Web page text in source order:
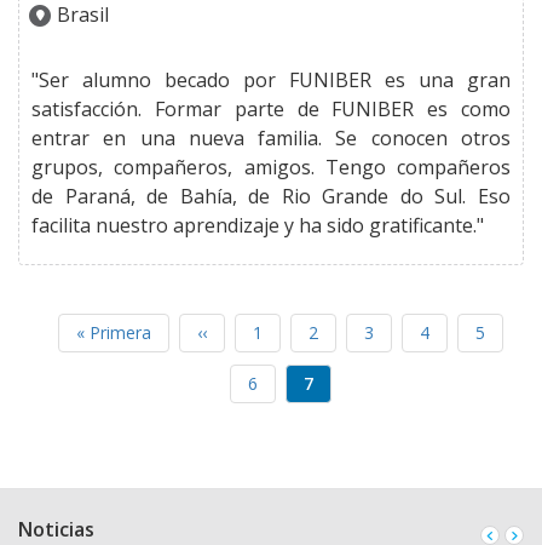
Brasil
"Ser alumno becado por FUNIBER es una gran
satisfacción. Formar parte de FUNIBER es como
entrar en una nueva familia. Se conocen otros
grupos, compañeros, amigos. Tengo compañeros
de Paraná, de Bahía, de Rio Grande do Sul. Eso
facilita nuestro aprendizaje y ha sido gratificante."
PAGINACIÓN
Primera
página
« Primera
Página
anterior
‹‹ Página
1 Página
2 Página
3 Página
4 Página
5
Página
6
Página
actual
7
Noticias